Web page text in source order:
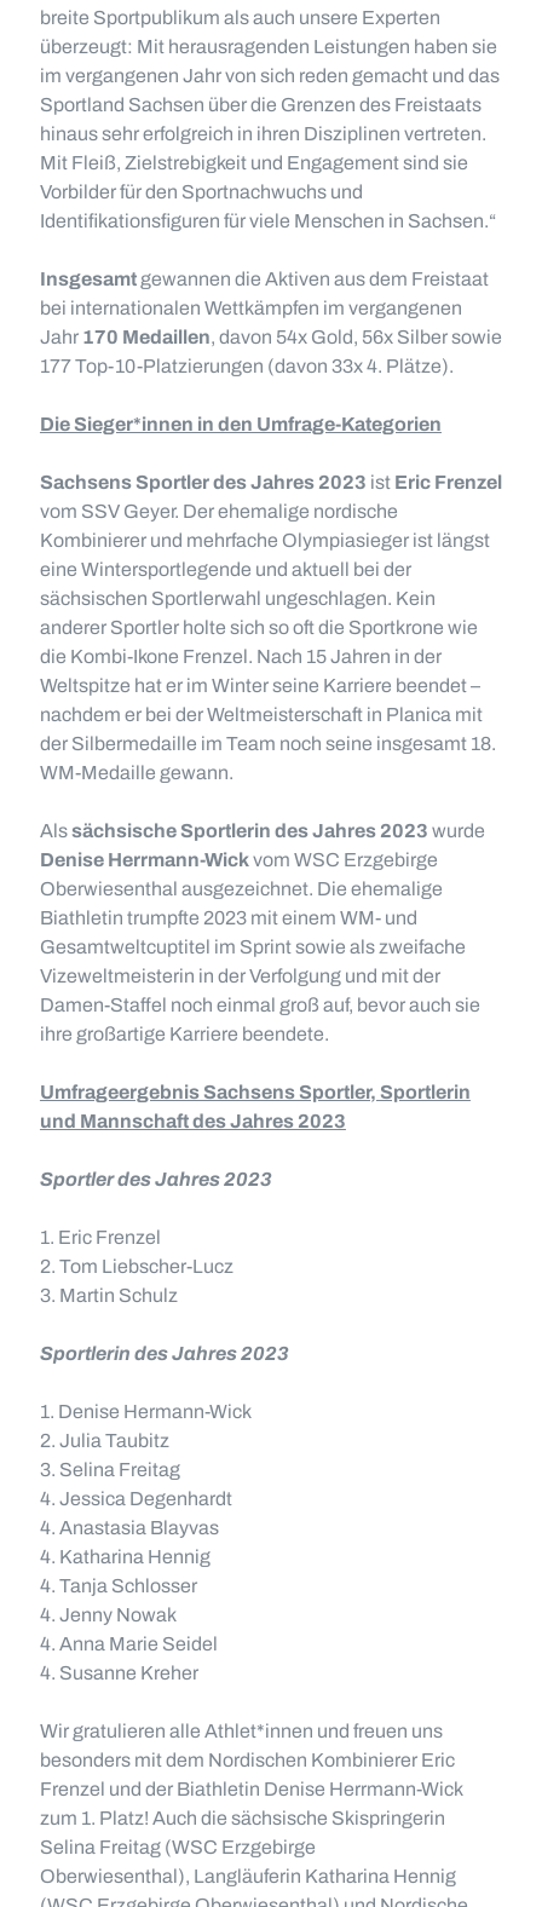
breite Sportpublikum als auch unsere Experten
überzeugt: Mit herausragenden Leistungen haben sie
im vergangenen Jahr von sich reden gemacht und das
Sportland Sachsen über die Grenzen des Freistaats
hinaus sehr erfolgreich in ihren Disziplinen vertreten.
Mit Fleiß, Zielstrebigkeit und Engagement sind sie
Vorbilder für den Sportnachwuchs und
Identifikationsfiguren für viele Menschen in Sachsen.“
Insgesamtgewannen die Aktiven aus dem Freistaat
bei internationalen Wettkämpfen im vergangenen
Jahr 170 Medaillen, davon 54x Gold, 56x Silber sowie
177 Top-10-Platzierungen (davon 33x 4. Plätze).
Die Sieger*innen in den Umfrage-Kategorien
Sachsens Sportler des Jahres 2023 ist Eric Frenzel
vom SSV Geyer. Der ehemalige nordische
Kombinierer und mehrfache Olympiasieger ist längst
eine Wintersportlegende und aktuell bei der
sächsischen Sportlerwahl ungeschlagen. Kein
anderer Sportler holte sich so oft die Sportkrone wie
die Kombi-Ikone Frenzel. Nach 15 Jahren in der
Weltspitze hat er im Winter seine Karriere beendet –
nachdem er bei der Weltmeisterschaft in Planica mit
der Silbermedaille im Team noch seine insgesamt 18.
WM-Medaille gewann.
Alssächsische Sportlerin des Jahres 2023 wurde
Denise Herrmann-Wickvom WSC Erzgebirge
Oberwiesenthal ausgezeichnet. Die ehemalige
Biathletin trumpfte 2023 mit einem WM- und
Gesamtweltcuptitel im Sprint sowie als zweifache
Vizeweltmeisterin in der Verfolgung und mit der
Damen-Staffel noch einmal groß auf, bevor auch sie
ihre großartige Karriere beendete.
Umfrageergebnis Sachsens Sportler, Sportlerin
und Mannschaft des Jahres 2023
Sportler des Jahres 2023
1. Eric Frenzel
2. Tom Liebscher-Lucz
3. Martin Schulz
Sportlerin des Jahres 2023
1. Denise Hermann-Wick
2. Julia Taubitz
3. Selina Freitag
4. Jessica Degenhardt
4. Anastasia Blayvas
4. Katharina Hennig
4. Tanja Schlosser
4. Jenny Nowak
4. Anna Marie Seidel
4. Susanne Kreher
Wir gratulieren alle Athlet*innen und freuen uns
besonders mit dem Nordischen Kombinierer Eric
Frenzel und der Biathletin Denise Herrmann-Wick
zum 1. Platz! Auch die sächsische Skispringerin
Selina Freitag (WSC Erzgebirge
Oberwiesenthal), Langläuferin Katharina Hennig